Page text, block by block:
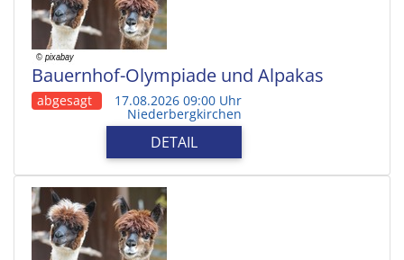
Bauernhof-Olympiade und Alpakas
abgesagt 17.08.2026 09:00 Uhr
Niederbergkirchen
DETAIL